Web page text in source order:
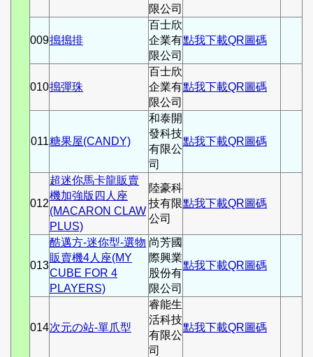
限公司
009搗搗排
百士欣
企業有
限公司
點我下載QR圖碼
010搗彈珠
百士欣
企業有
限公司
點我下載QR圖碼
011糖果屋(CANDY)
和泰開
發科技
有限公
司
點我下載QR圖碼
012
超迷你馬卡龍販賣
機加強版四人座
(MACARON CLAW
PLUS)
陸豪科
技有限
公司
點我下載QR圖碼
013
酷邁方-迷你型-選物
販賣機4人座(MY
CUBE FOR 4
PLAYERS)
尚芳國
際興業
股份有
限公司
點我下載QR圖碼
014次元の站-單爪型
睿能生
活科技
有限公
司
點我下載QR圖碼